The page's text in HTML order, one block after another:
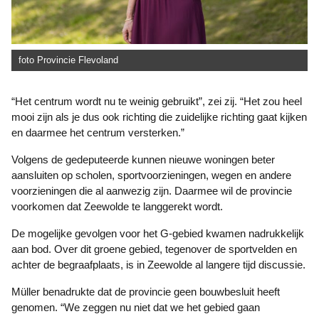
foto Provincie Flevoland
“Het centrum wordt nu te weinig gebruikt”, zei zij. “Het zou heel
mooi zijn als je dus ook richting die zuidelijke richting gaat kijken
en daarmee het centrum versterken.”
Volgens de gedeputeerde kunnen nieuwe woningen beter
aansluiten op scholen, sportvoorzieningen, wegen en andere
voorzieningen die al aanwezig zijn. Daarmee wil de provincie
voorkomen dat Zeewolde te langgerekt wordt.
De mogelijke gevolgen voor het G-gebied kwamen nadrukkelijk
aan bod. Over dit groene gebied, tegenover de sportvelden en
achter de begraafplaats, is in Zeewolde al langere tijd discussie.
Müller benadrukte dat de provincie geen bouwbesluit heeft
genomen. “We zeggen nu niet dat we het gebied gaan